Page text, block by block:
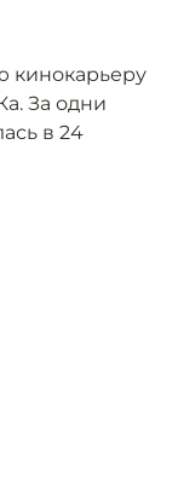
кинокарьеру
За одни
в 24